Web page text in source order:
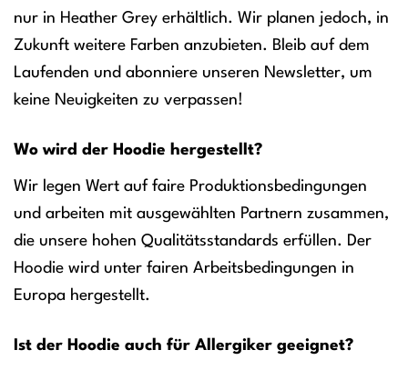
nur in Heather Grey erhältlich. Wir planen jedoch, in
Zukunft weitere Farben anzubieten. Bleib auf dem
Laufenden und abonniere unseren Newsletter, um
keine Neuigkeiten zu verpassen!
Wo wird der Hoodie hergestellt?
Wir legen Wert auf faire Produktionsbedingungen
und arbeiten mit ausgewählten Partnern zusammen,
die unsere hohen Qualitätsstandards erfüllen. Der
Hoodie wird unter fairen Arbeitsbedingungen in
Europa hergestellt.
Ist der Hoodie auch für Allergiker geeignet?